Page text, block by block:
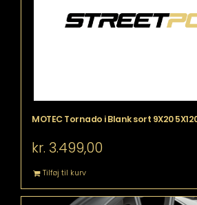
MOTEC Tornado i Blank sort 9X20
kr. 3.499,00
Tilføj til kurv